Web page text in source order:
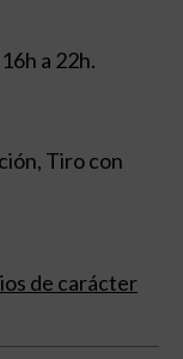
a 22h.
Tiro con
de carácter